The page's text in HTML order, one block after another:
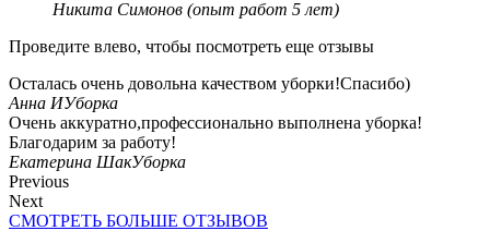
Никита Симонов (опыт работ 5 лет)
Проведите влево, чтобы посмотреть еще отзывы
Осталась очень довольна качеством уборки!Cпасибо)
Анна ИУборка
Очень аккуратно,профессионально выполнена уборка!
Благодарим за работу!
Екатерина ШакУборка
Previous
Next
СМОТРЕТЬ БОЛЬШЕ ОТЗЫВОВ